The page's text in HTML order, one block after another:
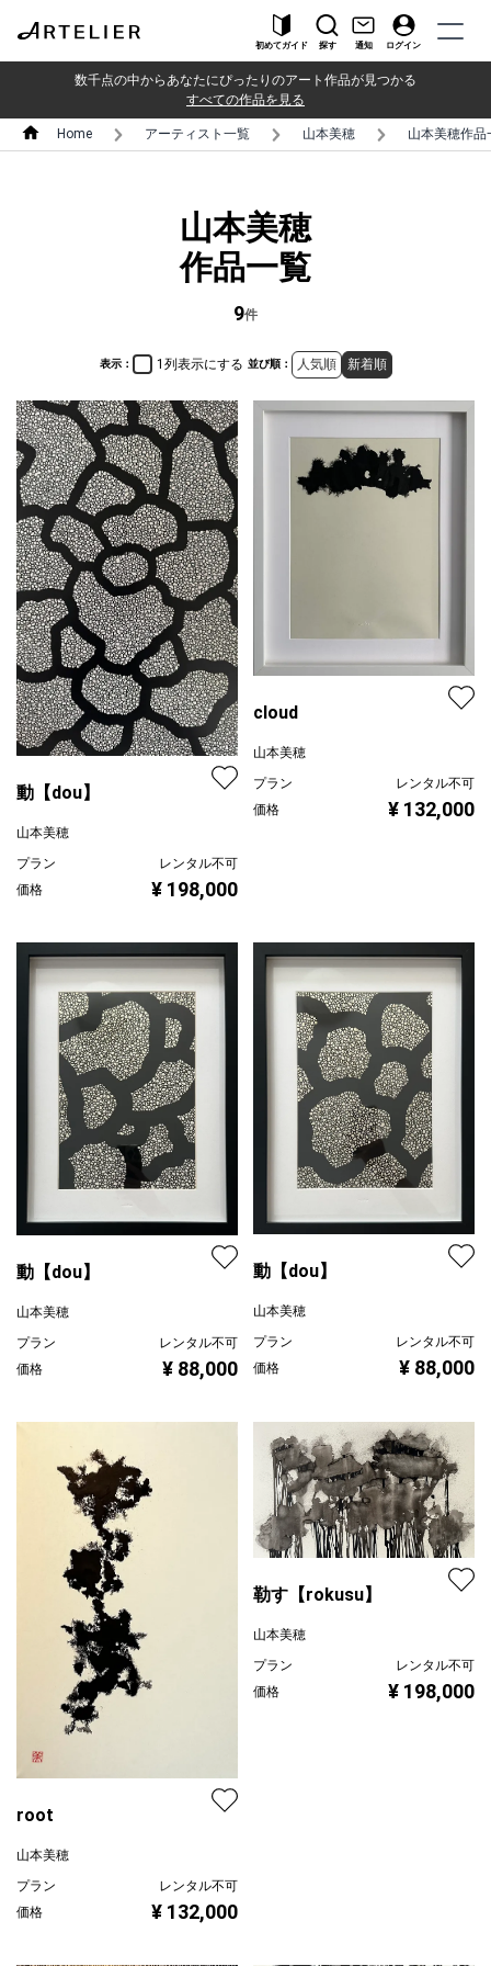
初めてガイド 探す 通知 ログイン
数千点の中からあなたにぴったりのアート作品が見つかる
すべての作品を見る
Home アーティスト一覧 山本美穂 山本美穂作品
山本美穂
作品一覧
9件
表示： 1列表示にする 並び順： 人気順 新着順
動【dou】
山本美穂
プラン
レンタル不可
価格
¥ 198,000
cloud
山本美穂
プラン
レンタル不可
価格
¥ 132,000
動【dou】
山本美穂
プラン
レンタル不可
価格
¥ 88,000
動【dou】
山本美穂
プラン
レンタル不可
価格
¥ 88,000
root
山本美穂
プラン
レンタル不可
価格
¥ 132,000
勒す【rokusu】
山本美穂
プラン
レンタル不可
価格
¥ 198,000